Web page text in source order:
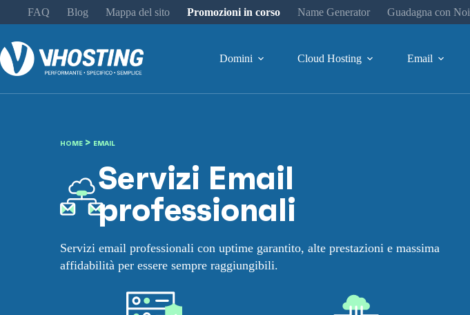
FAQ Blog Mappa del sito Promozioni in corso Name Generator Guadagna con Noi
Domini Cloud Hosting Email
HOME > EMAIL
Servizi Email
professionali
Servizi email professionali con uptime garantito, alte prestazioni e massima
affidabilità per essere sempre raggiungibili.